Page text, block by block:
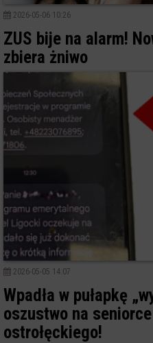
2026-05-06 10:26
ZUS bije na alarm!
zbiera żniwo
2026-05-05 14:07
Wpadła w pułapkę
oszustwo na
ostrołęckiego!